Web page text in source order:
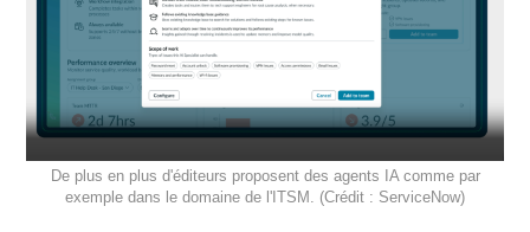
De plus en plus d'éditeurs proposent des agents IA comme par
exemple dans le domaine de l'ITSM. (Crédit : ServiceNow)